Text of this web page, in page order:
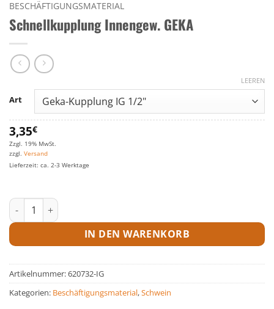
BESCHÄFTIGUNGSMATERIAL
Schnellkupplung Innengew. GEKA
Art
LEEREN
3,35€
Zzgl. 19% MwSt.
zzgl. Versand
Lieferzeit: ca. 2-3 Werktage
Schnellkupplung Innengew. GEKA Menge
IN DEN WARENKORB
Artikelnummer:620732-IG
Kategorien: Beschäftigungsmaterial,Schwein